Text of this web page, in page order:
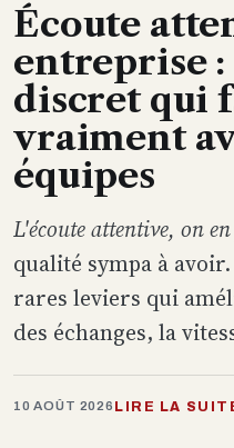
Écoute
entreprise
discret qui
vraiment
équipes
L'écoute attentive, on
qualité sympa à
rares leviers qui
des échanges, la
10 AOÛT 2026 LIRE LA